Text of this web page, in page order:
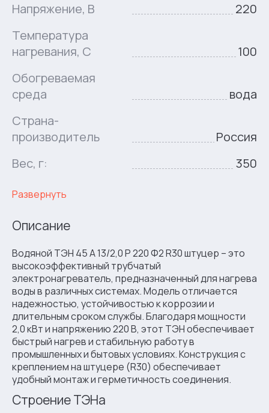
Напряжение, В
220
Температура
нагревания, C
100
Обогреваемая
среда
вода
Страна-
производитель
Россия
Вес, г:
350
Развернуть
Описание
Водяной ТЭН 45 А 13/2,0 P 220 Ф2 R30 штуцер – это
высокоэффективный трубчатый
электронагреватель, предназначенный для нагрева
воды в различных системах. Модель отличается
надежностью, устойчивостью к коррозии и
длительным сроком службы. Благодаря мощности
2,0 кВт и напряжению 220 В, этот ТЭН обеспечивает
быстрый нагрев и стабильную работу в
промышленных и бытовых условиях. Конструкция с
креплением на штуцере (R30) обеспечивает
удобный монтаж и герметичность соединения.
Строение ТЭНа